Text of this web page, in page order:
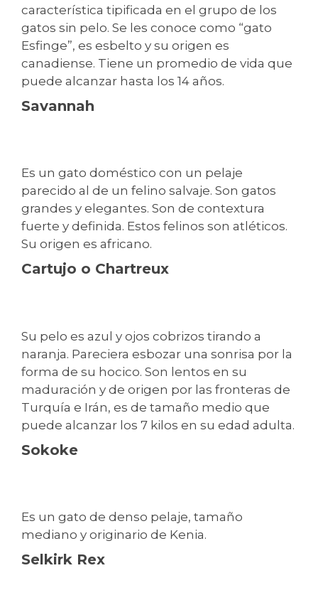
característica tipificada en el grupo de los
gatos sin pelo. Se les conoce como “gato
Esfinge”, es esbelto y su origen es
canadiense. Tiene un promedio de vida que
puede alcanzar hasta los 14 años.
Savannah
Es un gato doméstico con un pelaje
parecido al de un felino salvaje. Son gatos
grandes y elegantes. Son de contextura
fuerte y definida. Estos felinos son atléticos.
Su origen es africano.
Cartujo o Chartreux
Su pelo es azul y ojos cobrizos tirando a
naranja. Pareciera esbozar una sonrisa por la
forma de su hocico. Son lentos en su
maduración y de origen por las fronteras de
Turquía e Irán, es de tamaño medio que
puede alcanzar los 7 kilos en su edad adulta.
Sokoke
Es un gato de denso pelaje, tamaño
mediano y originario de Kenia.
Selkirk Rex